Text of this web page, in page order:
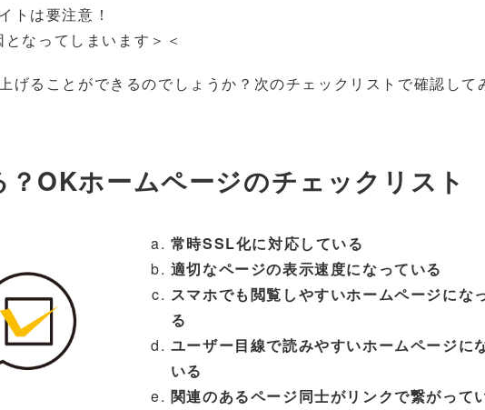
トは要注意！
なってしまいます＞＜
げることができるのでしょうか？次のチェックリストで確認して
OKホームページのチェックリスト
常時SSL化に対応している
適切なページの表示速度になっている
スマホでも閲覧しやすいホームページにな
る
ユーザー目線で読みやすいホームページに
いる
関連のあるページ同士がリンクで繋がって